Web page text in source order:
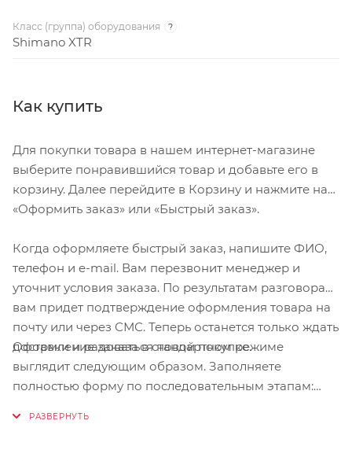
Класс (группа) оборудования ?
Shimano XTR
Как купить
Для покупки товара в нашем интернет-магазине
выберите понравившийся товар и добавьте его в
корзину. Далее перейдите в Корзину и нажмите на
«Оформить заказ» или «Быстрый заказ».
Когда оформляете быстрый заказ, напишите ФИО,
телефон и e-mail. Вам перезвонит менеджер и
уточнит условия заказа. По результатам разговора
вам придет подтверждение оформления товара на
почту или через СМС. Теперь останется только ждать
доставки и радоваться новой покупке.
Оформление заказа в стандартном режиме
выглядит следующим образом. Заполняете
полностью форму по последовательным этапам: